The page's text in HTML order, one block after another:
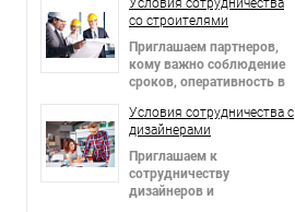
Условия сотрудничества
со строителями
Приглашаем партнеров,
кому важно соблюдение
сроков, оперативность в
гибкие цены!
Условия сотрудничества c
дизайнерами
Приглашаем к
сотрудничеству
дизайнеров и